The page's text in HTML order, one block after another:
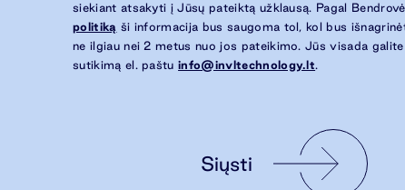
siekiant atsakyti į Jūsų pateiktą užklausą. Pagal
politiką ši informacija bus saugoma tol, kol bus
ne ilgiau nei 2 metus nuo jos pateikimo. Jūs visada
sutikimą el. paštuinfo@invltechnology.lt.
Siųsti